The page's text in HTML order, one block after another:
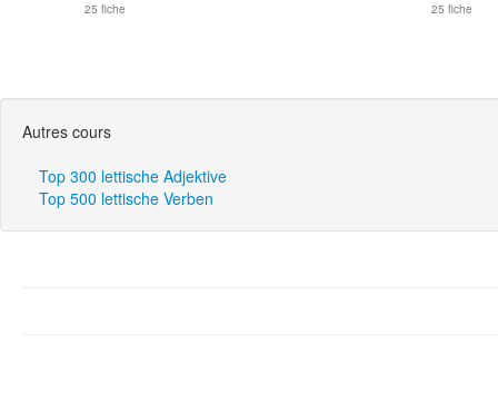
25 fiche 25 fiche
Autres cours
Top 300 lettische Adjektive
Top 500 lettische Verben